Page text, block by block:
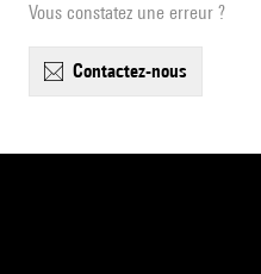
Vous constatez une erreur ?
contactez-nous